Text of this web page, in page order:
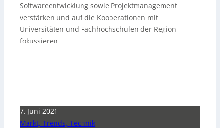
Softwareentwicklung sowie Projektmanagement
verstärken und auf die Kooperationen mit
Universitäten und Fachhochschulen der Region
fokussieren.
7. Juni 2021
Markt, Trends, Technik